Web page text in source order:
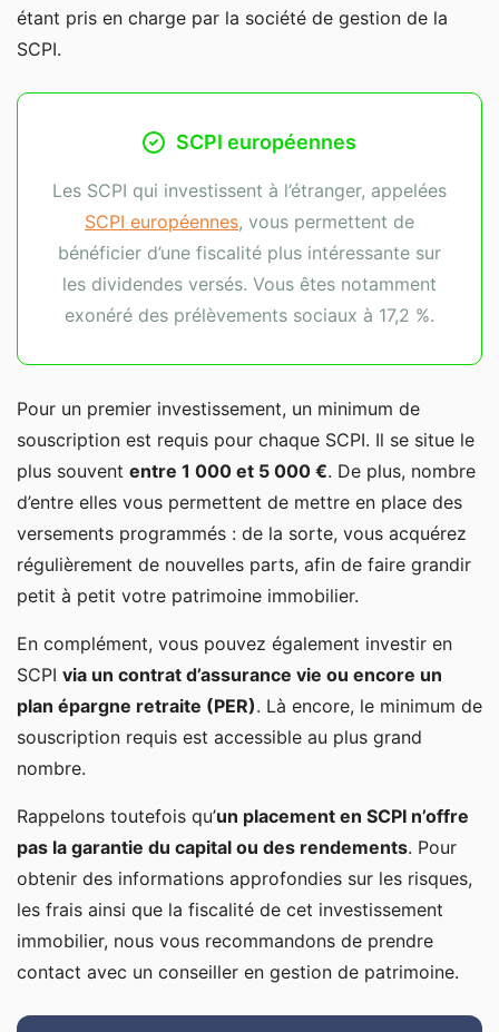
étant pris en charge par la société de gestion de la
SCPI.
SCPI européennes
Les SCPI qui investissent à l’étranger, appelées
SCPI européennes, vous permettent de
bénéficier d’une fiscalité plus intéressante sur
les dividendes versés. Vous êtes notamment
exonéré des prélèvements sociaux à 17,2 %.
Pour un premier investissement, un minimum de
souscription est requis pour chaque SCPI. Il se situe le
plus souvent entre 1 000 et 5 000 €. De plus, nombre
d’entre elles vous permettent de mettre en place des
versements programmés : de la sorte, vous acquérez
régulièrement de nouvelles parts, afin de faire grandir
petit à petit votre patrimoine immobilier.
En complément, vous pouvez également investir en
SCPI via un contrat d’assurance vie ou encore un
plan épargne retraite (PER). Là encore, le minimum de
souscription requis est accessible au plus grand
nombre.
Rappelons toutefois qu’un placement en SCPI n’offre
pas la garantie du capital ou des rendements. Pour
obtenir des informations approfondies sur les risques,
les frais ainsi que la fiscalité de cet investissement
immobilier, nous vous recommandons de prendre
contact avec un conseiller en gestion de patrimoine.